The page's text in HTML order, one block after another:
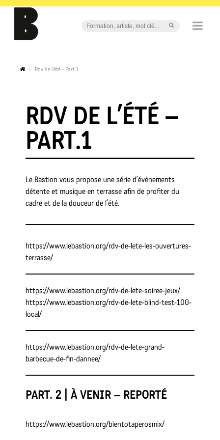
Rdv de l'été - Part.1
RDV DE L’ÉTÉ –
PART.1
Le Bastion vous propose une série d’évènements
détente et musique en terrasse afin de profiter du
cadre et de la douceur de l’été.
https://www.lebastion.org/rdv-de-lete-les-ouvertures-
terrasse/
https://www.lebastion.org/rdv-de-lete-soiree-jeux/
https://www.lebastion.org/rdv-de-lete-blind-test-100-
local/
https://www.lebastion.org/rdv-de-lete-grand-
barbecue-de-fin-dannee/
PART. 2 | À VENIR – REPORTÉ
https://www.lebastion.org/bientotaperosmix/